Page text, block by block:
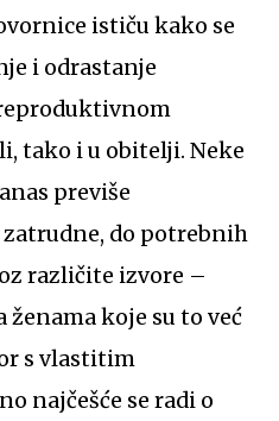
ističu kako se
i odrastanje
tako i u obitelji. Neke
previše
do potrebnih
različite izvore –
koje su to već
s vlastitim
najčešće se radi o